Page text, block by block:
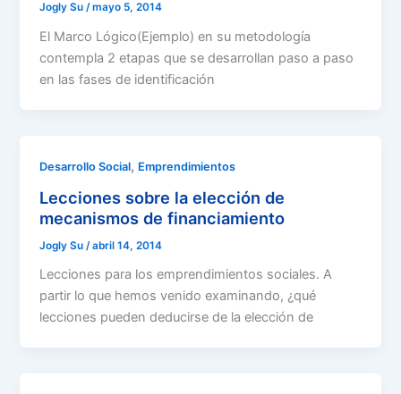
Jogly Su/mayo 5, 2014
El Marco Lógico(Ejemplo) en su metodología
contempla 2 etapas que se desarrollan paso a paso
en las fases de identificación
Desarrollo Social, Emprendimientos
Lecciones sobre la elección de
mecanismos de financiamiento
Jogly Su /abril 14, 2014
Lecciones para los emprendimientos sociales. A
partir lo que hemos venido examinando, ¿qué
lecciones pueden deducirse de la elección de